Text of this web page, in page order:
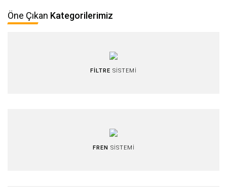
Öne Çıkan Kategorilerimiz
FİLTRE SİSTEMİ
FREN SİSTEMİ